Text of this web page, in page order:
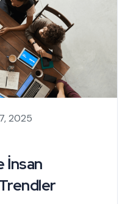
2025
İnsan